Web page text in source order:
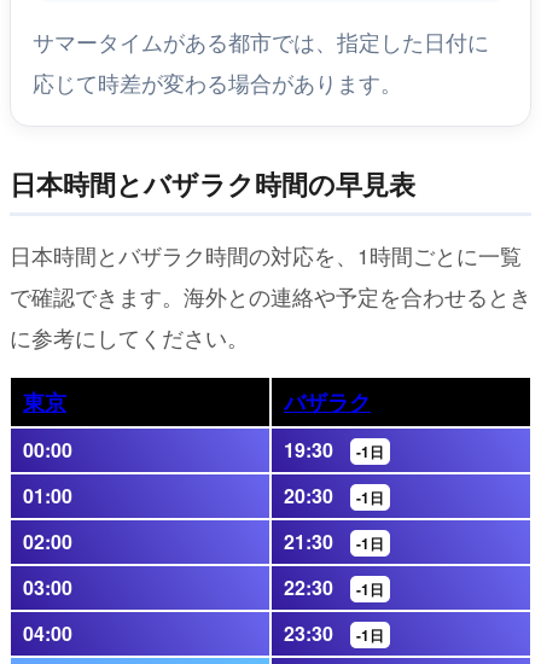
サマータイムがある都市では、指定した日付に
応じて時差が変わる場合があります。
日本時間とバザラク時間の早見表
日本時間とバザラク時間の対応を、1時間ごとに一覧
で確認できます。海外との連絡や予定を合わせるとき
に参考にしてください。
東京 バザラク
00:00 19:30 -1日
01:00 20:30 -1日
02:00 21:30 -1日
03:00 22:30 -1日
04:00 23:30 -1日